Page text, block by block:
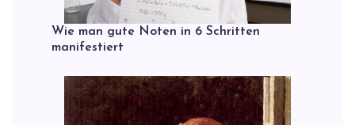
Wie man gute Noten in 6 Schritten
manifestiert